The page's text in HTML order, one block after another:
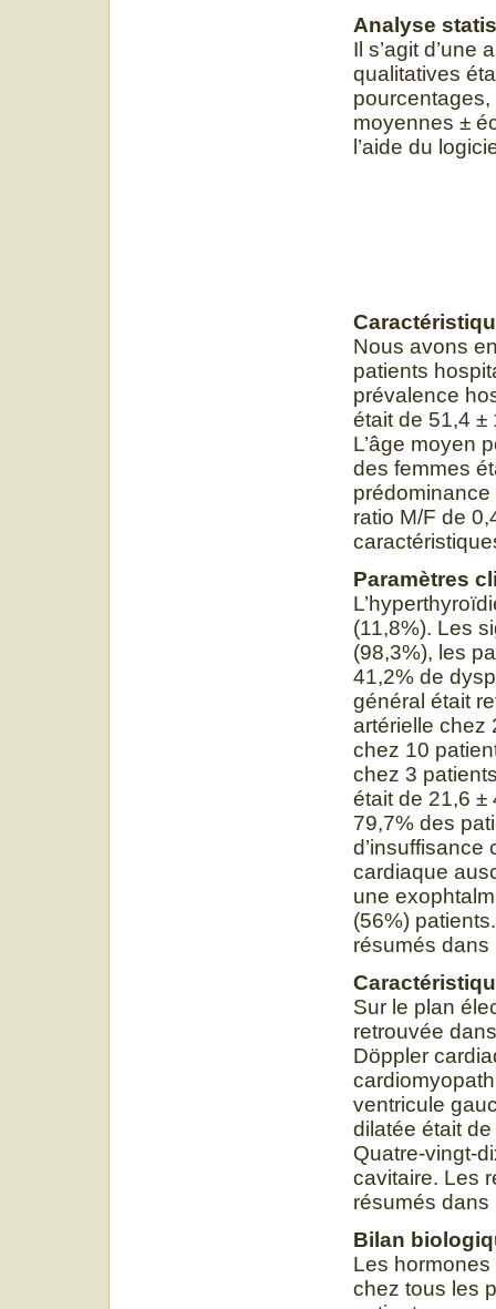
Analyse
Il s’agit
qualitatives
moyennes ±
l’aide du
Nous avons
patients
prévalence
était de 51,4 ±
L’âge moyen
des femmes
ratio M/F de
Paramètres
(11,8%). Les
(98,3%), les
41,2% de
général était
artérielle chez
chez 10
chez 3
était de 21,6 ±
79,7% des
d’insuffisance
cardiaque
une
(56%)
résumés dans
Sur le plan
retrouvée
Döppler
ventricule
dilatée était
Quatre-vingt-
cavitaire. Les
résumés dans
Bilan
Les
chez tous les